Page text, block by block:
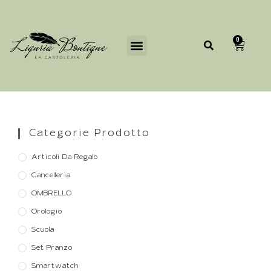
0
Categorie Prodotto
Articoli Da Regalo
Cancelleria
OMBRELLO
Orologio
Scuola
Set Pranzo
Smartwatch